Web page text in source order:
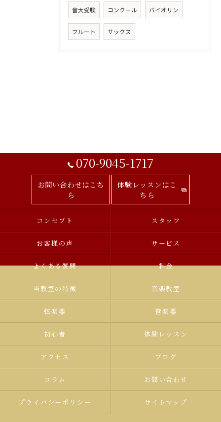
音大受験 コンクール バイオリン
フルート サックス
070-9045-1717
お問い合わせはこち
ら
体験レッスンはこ
ちら
コンセプト スタッフ
お客様の声 サービス
よくある質問 料金
当教室の特徴 音楽教室
弦楽器 管楽器
初心者 体験レッスン
アクセス ブログ
コラム お問い合わせ
プライバシーポリシー サイトマップ